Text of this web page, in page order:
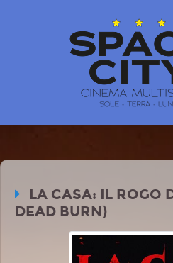
LA CASA: IL ROGO
DEAD BURN)